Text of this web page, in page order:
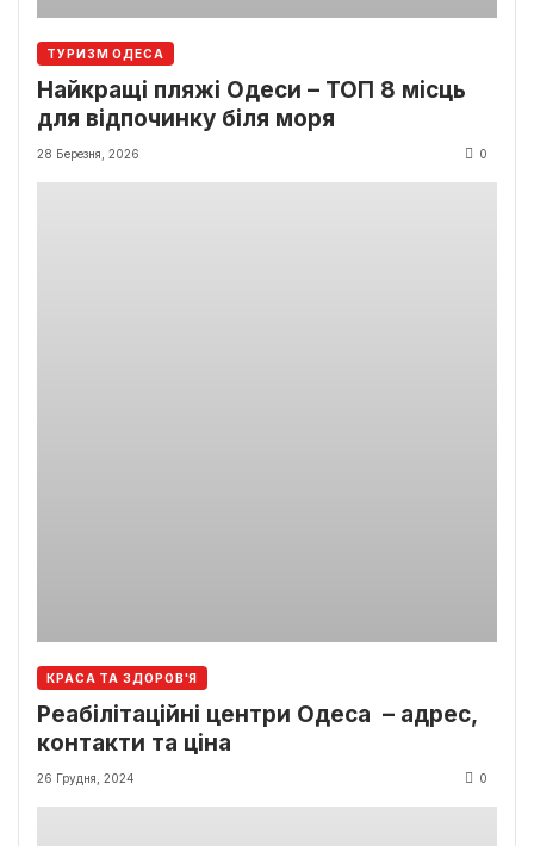
ТУРИЗМ ОДЕСА
Найкращі пляжі Одеси – ТОП 8 місць
для відпочинку біля моря
28 Березня, 2026 0
КРАСА ТА ЗДОРОВ'Я
Реабілітаційні центри Одеса – адрес,
контакти та ціна
26 Грудня, 2024 0